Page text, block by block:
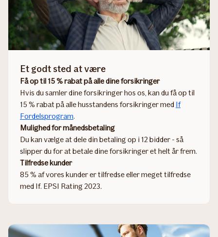
Et godt sted at være
Få op til 15 % rabat på alle dine forsikringer
Hvis du samler dine forsikringer hos os, kan du få op til
15 % rabat på alle husstandens forsikringer med If
Fordelsprogram.
Mulighed for månedsbetaling
Du kan vælge at dele din betaling op i 12 bidder - så
slipper du for at betale dine forsikringer et helt år frem.
Tilfredse kunder
85 % af vores kunder er tilfredse eller meget tilfredse
med If. EPSI Rating 2023.